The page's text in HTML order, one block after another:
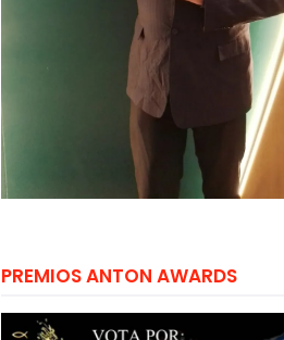
PREMIOS ANTON AWARDS